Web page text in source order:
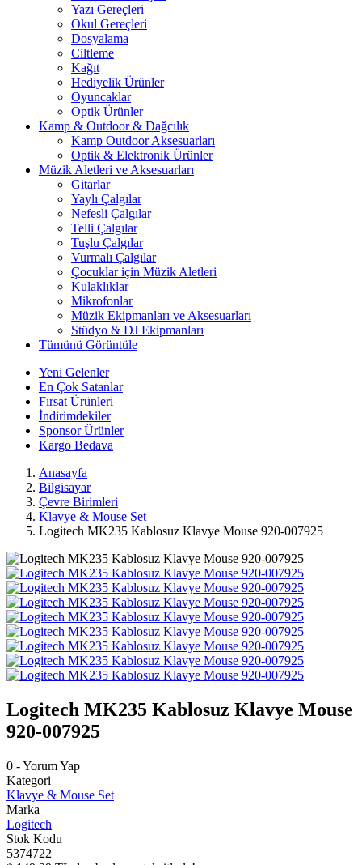
Yazı Gereçleri
Okul Gereçleri
Dosyalama
Ciltleme
Kağıt
Hediyelik Ürünler
Oyuncaklar
Optik Ürünler
Kamp & Outdoor & Dağcılık
Kamp Outdoor Aksesuarları
Optik & Elektronik Ürünler
Müzik Aletleri ve Aksesuarları
Gitarlar
Yaylı Çalgılar
Nefesli Çalgılar
Telli Çalgılar
Tuşlu Çalgılar
Vurmalı Çalgılar
Çocuklar için Müzik Aletleri
Kulaklıklar
Mikrofonlar
Müzik Ekipmanları ve Aksesuarları
Stüdyo & DJ Ekipmanları
Tümünü Görüntüle
Yeni Gelenler
En Çok Satanlar
Fırsat Ürünleri
İndirimdekiler
Sponsor Ürünler
Kargo Bedava
Anasayfa
Bilgisayar
Çevre Birimleri
Klavye & Mouse Set
Logitech MK235 Kablosuz Klavye Mouse 920-007925
Logitech MK235 Kablosuz Klavye Mouse
920-007925
0 - Yorum Yap
Kategori
Klavye & Mouse Set
Marka
Logitech
Stok Kodu
5374722